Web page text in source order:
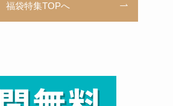
福袋特集TOPへ